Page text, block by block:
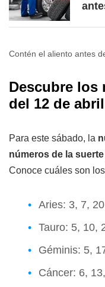
Contén el aliento antes
Descubre los
del 12 de
Para este sábado, la
números de la suerte
Conoce cuáles son
Aries: 3, 7,
Tauro: 5, 10,
Géminis: 5,
Cáncer: 6,